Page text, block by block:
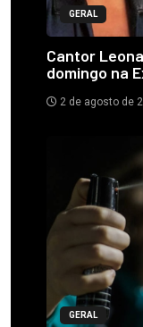
GERAL
Cantor
domingo na
2 de agosto de
GERAL